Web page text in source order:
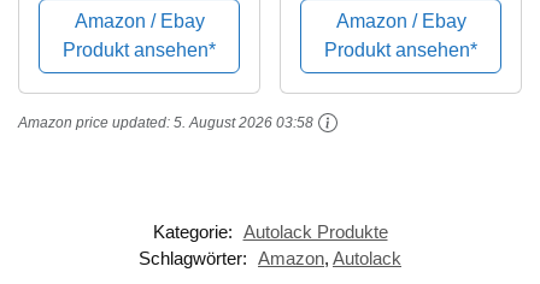
Rot Grundlack
Basislack Klarlack je
50ml
Amazon / Ebay
Produkt ansehen*
Grundlack Basislack
Klarlack je 50ml
Amazon / Ebay
Produkt ansehen*
Amazon price updated: 5. August 2026 03:58
Kategorie: Autolack Produkte
Schlagwörter: Amazon, Autolack